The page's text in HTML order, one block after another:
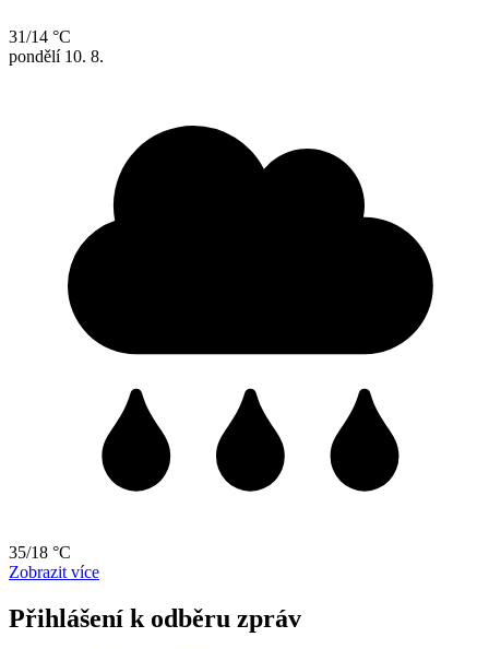
31/14 °C
pondělí 10. 8.
35/18 °C
Zobrazit více
Přihlášení k odběru zpráv